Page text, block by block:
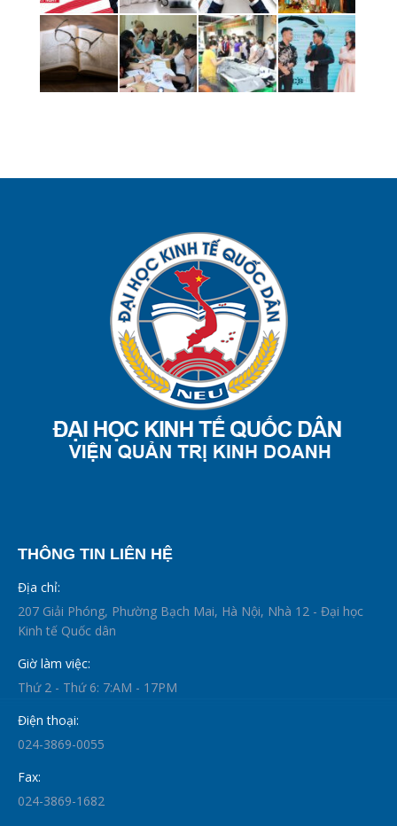
THÔNG TIN LIÊN HỆ
Địa chỉ:
207 Giải Phóng, Phường Bạch Mai, Hà Nội, Nhà 12 - Đại học
Kinh tế Quốc dân
Giờ làm việc:
Thứ 2 - Thứ 6: 7:AM - 17PM
Điện thoại:
024-3869-0055
Fax:
024-3869-1682